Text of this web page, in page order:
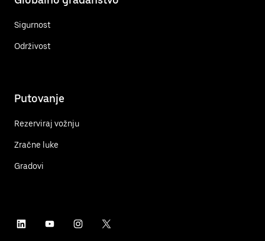
Sigurnost
Održivost
Putovanje
Rezerviraj vožnju
Zračne luke
Gradovi